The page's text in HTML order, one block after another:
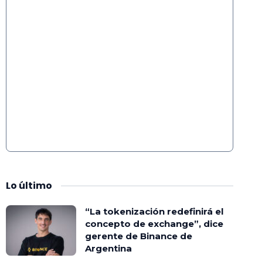
Lo último
“La tokenización redefinirá el
concepto de exchange”, dice
gerente de Binance de
Argentina